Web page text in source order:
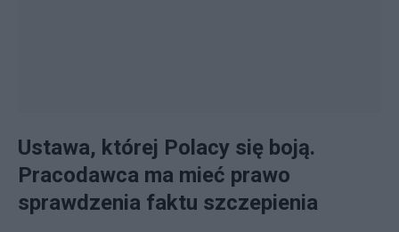
Ustawa, której Polacy się boją.
Pracodawca ma mieć prawo
sprawdzenia faktu szczepienia